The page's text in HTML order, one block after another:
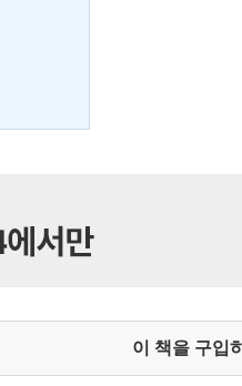
이 책을 구입